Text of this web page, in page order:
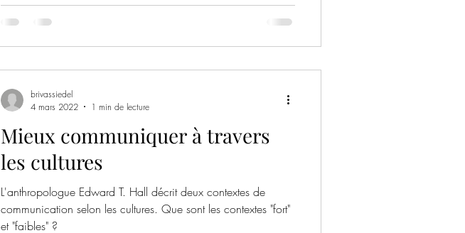
Mieux communiquer à travers
les cultures
L'anthropologue Edward T. Hall décrit deux contextes de
communication selon les cultures. Que sont les contextes "fort"
et "faibles" ?
brivassiedel
4 mars 2022
1 min de lecture